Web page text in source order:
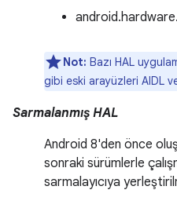
Not: Bazı HAL
gibi eski arayüzleri AIDL
Sarmalanmış HAL
Android 8'den önce
sonraki sürümlerle
sarmalayıcıya